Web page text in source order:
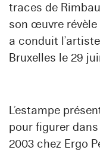
traces de
son œuvre révèle
a conduit
Bruxelles le 29
L’estampe
pour figurer
2003 chez Ergo